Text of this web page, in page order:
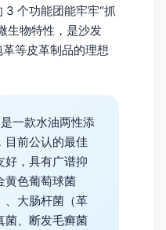
3 个功能团能牢牢“抓
生物特性，是沙发
等皮革制品的理想
是一款水油两性添
目前公认的最佳
好，具有广谱抑
黄色葡萄球菌
、大肠杆菌（革
菌、断发毛癣菌